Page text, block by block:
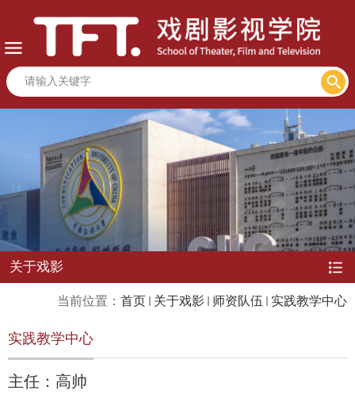
关于戏影
当前位置： 首页 关于戏影 师资队伍 实践教学中心
实践教学中心
主任：高帅